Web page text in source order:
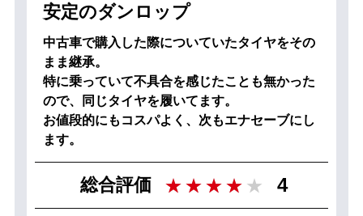
安定のダンロップ
中古車で購入した際についていたタイヤをその
まま継承。
特に乗っていて不具合を感じたことも無かった
ので、同じタイヤを履いてます。
お値段的にもコスパよく、次もエナセーブにし
ます。
総合評価 4